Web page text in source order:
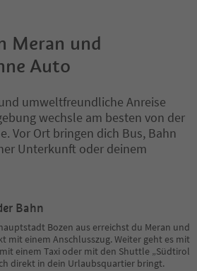
Meran und
Auto
umweltfreundliche Anreise
wechsle am besten von der
Vor Ort bringen dich Bus, Bahn
Unterkunft oder deinem
Bahn
Bozen aus erreichst du Meran und
mit einem Anschlusszug. Weiter geht es mit
einem Taxi oder mit den Shuttle „Südtirol
direkt in dein Urlaubsquartier bringt.